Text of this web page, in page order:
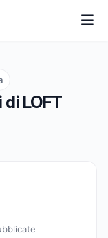
LOFT
globale: